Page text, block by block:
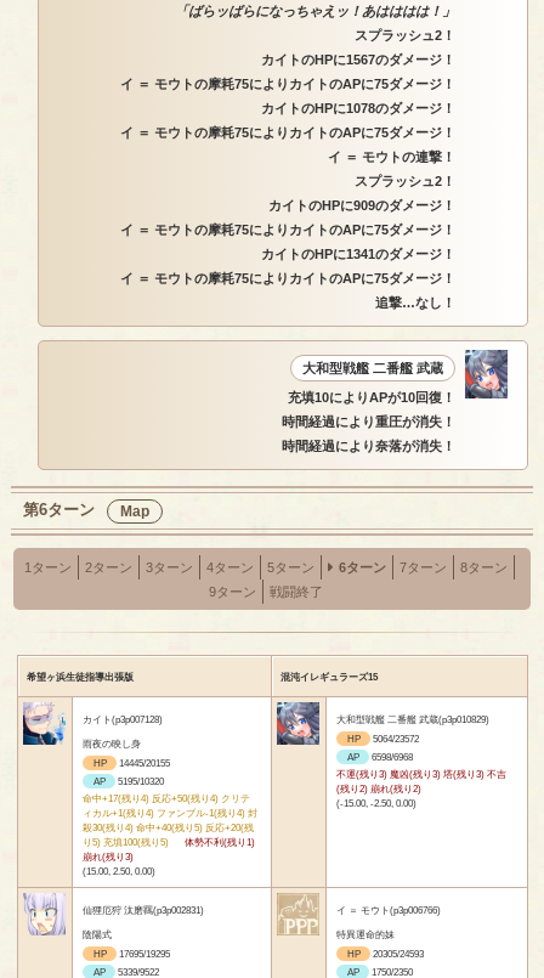
「ばらッばらになっちゃえッ！あはははは！」
スプラッシュ2！
カイトのHPに1567のダメージ！
イ ＝ モウトの摩耗75によりカイトのAPに75ダメージ！
カイトのHPに1078のダメージ！
イ ＝ モウトの摩耗75によりカイトのAPに75ダメージ！
イ ＝ モウトの連撃！
スプラッシュ2！
カイトのHPに909のダメージ！
イ ＝ モウトの摩耗75によりカイトのAPに75ダメージ！
カイトのHPに1341のダメージ！
イ ＝ モウトの摩耗75によりカイトのAPに75ダメージ！
追撃…なし！
大和型戦艦 二番艦 武蔵
充填10によりAPが10回復！
時間経過により重圧が消失！
時間経過により奈落が消失！
第6ターン Map
1ターン 2ターン 3ターン 4ターン 5ターン 6ターン 7ターン
8ターン
9ターン
戦闘終了
希望ヶ浜生徒指導出張版 混沌イレギュラーズ15
カイト(p3p007128)
雨夜の映し身
HP
14445/20155
AP
5195/10320
命中+17(残り4) 反応+50(残り4) クリテ
ィカル+1(残り4) ファンブル-1(残り4) 封
殺30(残り4) 命中+40(残り5) 反応+20(残
り5) 充填100(残り5)
体勢不利(残り1)
崩れ(残り3)
(15.00, 2.50, 0.00)
大和型戦艦 二番艦 武蔵(p3p010829)
HP
5064/23572
AP
6598/6968
不運(残り3) 魔凶(残り3) 塔(残り3) 不吉
(残り2) 崩れ(残り2)
(-15.00, -2.50, 0.00)
仙狸厄狩 汰磨羈(p3p002831)
陰陽式
HP
17695/19295
AP
5339/9522
イ ＝ モウト(p3p006766)
特異運命的妹
HP
20305/24593
AP
1750/2350